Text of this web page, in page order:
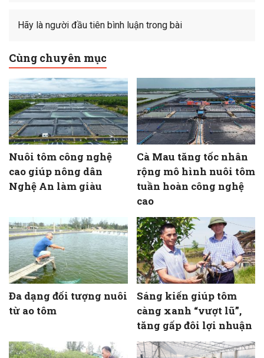
Hãy là người đầu tiên bình luận trong bài
Cùng chuyên mục
Nuôi tôm công nghệ
cao giúp nông dân
Nghệ An làm giàu
Cà Mau tăng tốc nhân
rộng mô hình nuôi tôm
tuần hoàn công nghệ
cao
Đa dạng đối tượng nuôi
từ ao tôm
Sáng kiến giúp tôm
càng xanh “vượt lũ”,
tăng gấp đôi lợi nhuận